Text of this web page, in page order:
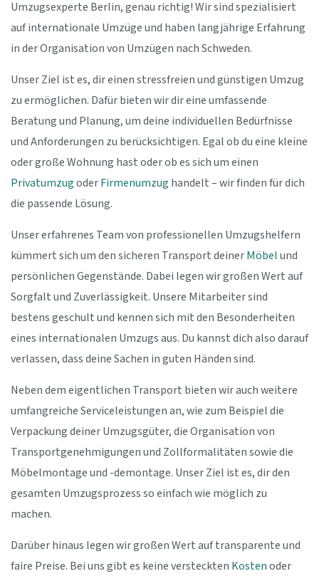
Umzugsexperte Berlin, genau richtig! Wir sind spezialisiert
auf internationale Umzüge und haben langjährige Erfahrung
in der Organisation von Umzügen nach Schweden.
Unser Ziel ist es, dir einen stressfreien und günstigen Umzug
zu ermöglichen. Dafür bieten wir dir eine umfassende
Beratung und Planung, um deine individuellen Bedürfnisse
und Anforderungen zu berücksichtigen. Egal ob du eine kleine
oder große Wohnung hast oder ob es sich um einen
PrivatumzugoderFirmenumzug handelt – wir finden für dich
die passende Lösung.
Unser erfahrenes Team von professionellen Umzugshelfern
kümmert sich um den sicheren Transport deinerMöbelund
persönlichen Gegenstände. Dabei legen wir großen Wert auf
Sorgfalt und Zuverlässigkeit. Unsere Mitarbeiter sind
bestens geschult und kennen sich mit den Besonderheiten
eines internationalen Umzugs aus. Du kannst dich also darauf
verlassen, dass deine Sachen in guten Händen sind.
Neben dem eigentlichen Transport bieten wir auch weitere
umfangreiche Serviceleistungen an, wie zum Beispiel die
Verpackung deiner Umzugsgüter, die Organisation von
Transportgenehmigungen und Zollformalitäten sowie die
Möbelmontage und -demontage. Unser Ziel ist es, dir den
gesamten Umzugsprozess so einfach wie möglich zu
machen.
Darüber hinaus legen wir großen Wert auf transparente und
faire Preise. Bei uns gibt es keine versteckten Kostenoder